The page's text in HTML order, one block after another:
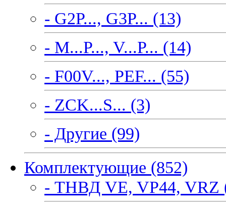
- G2P..., G3P... (13)
- M...P..., V...P... (14)
- F00V..., PEF... (55)
- ZCK...S... (3)
- Другие (99)
Комплектующие (852)
- ТНВД VE, VP44, VRZ